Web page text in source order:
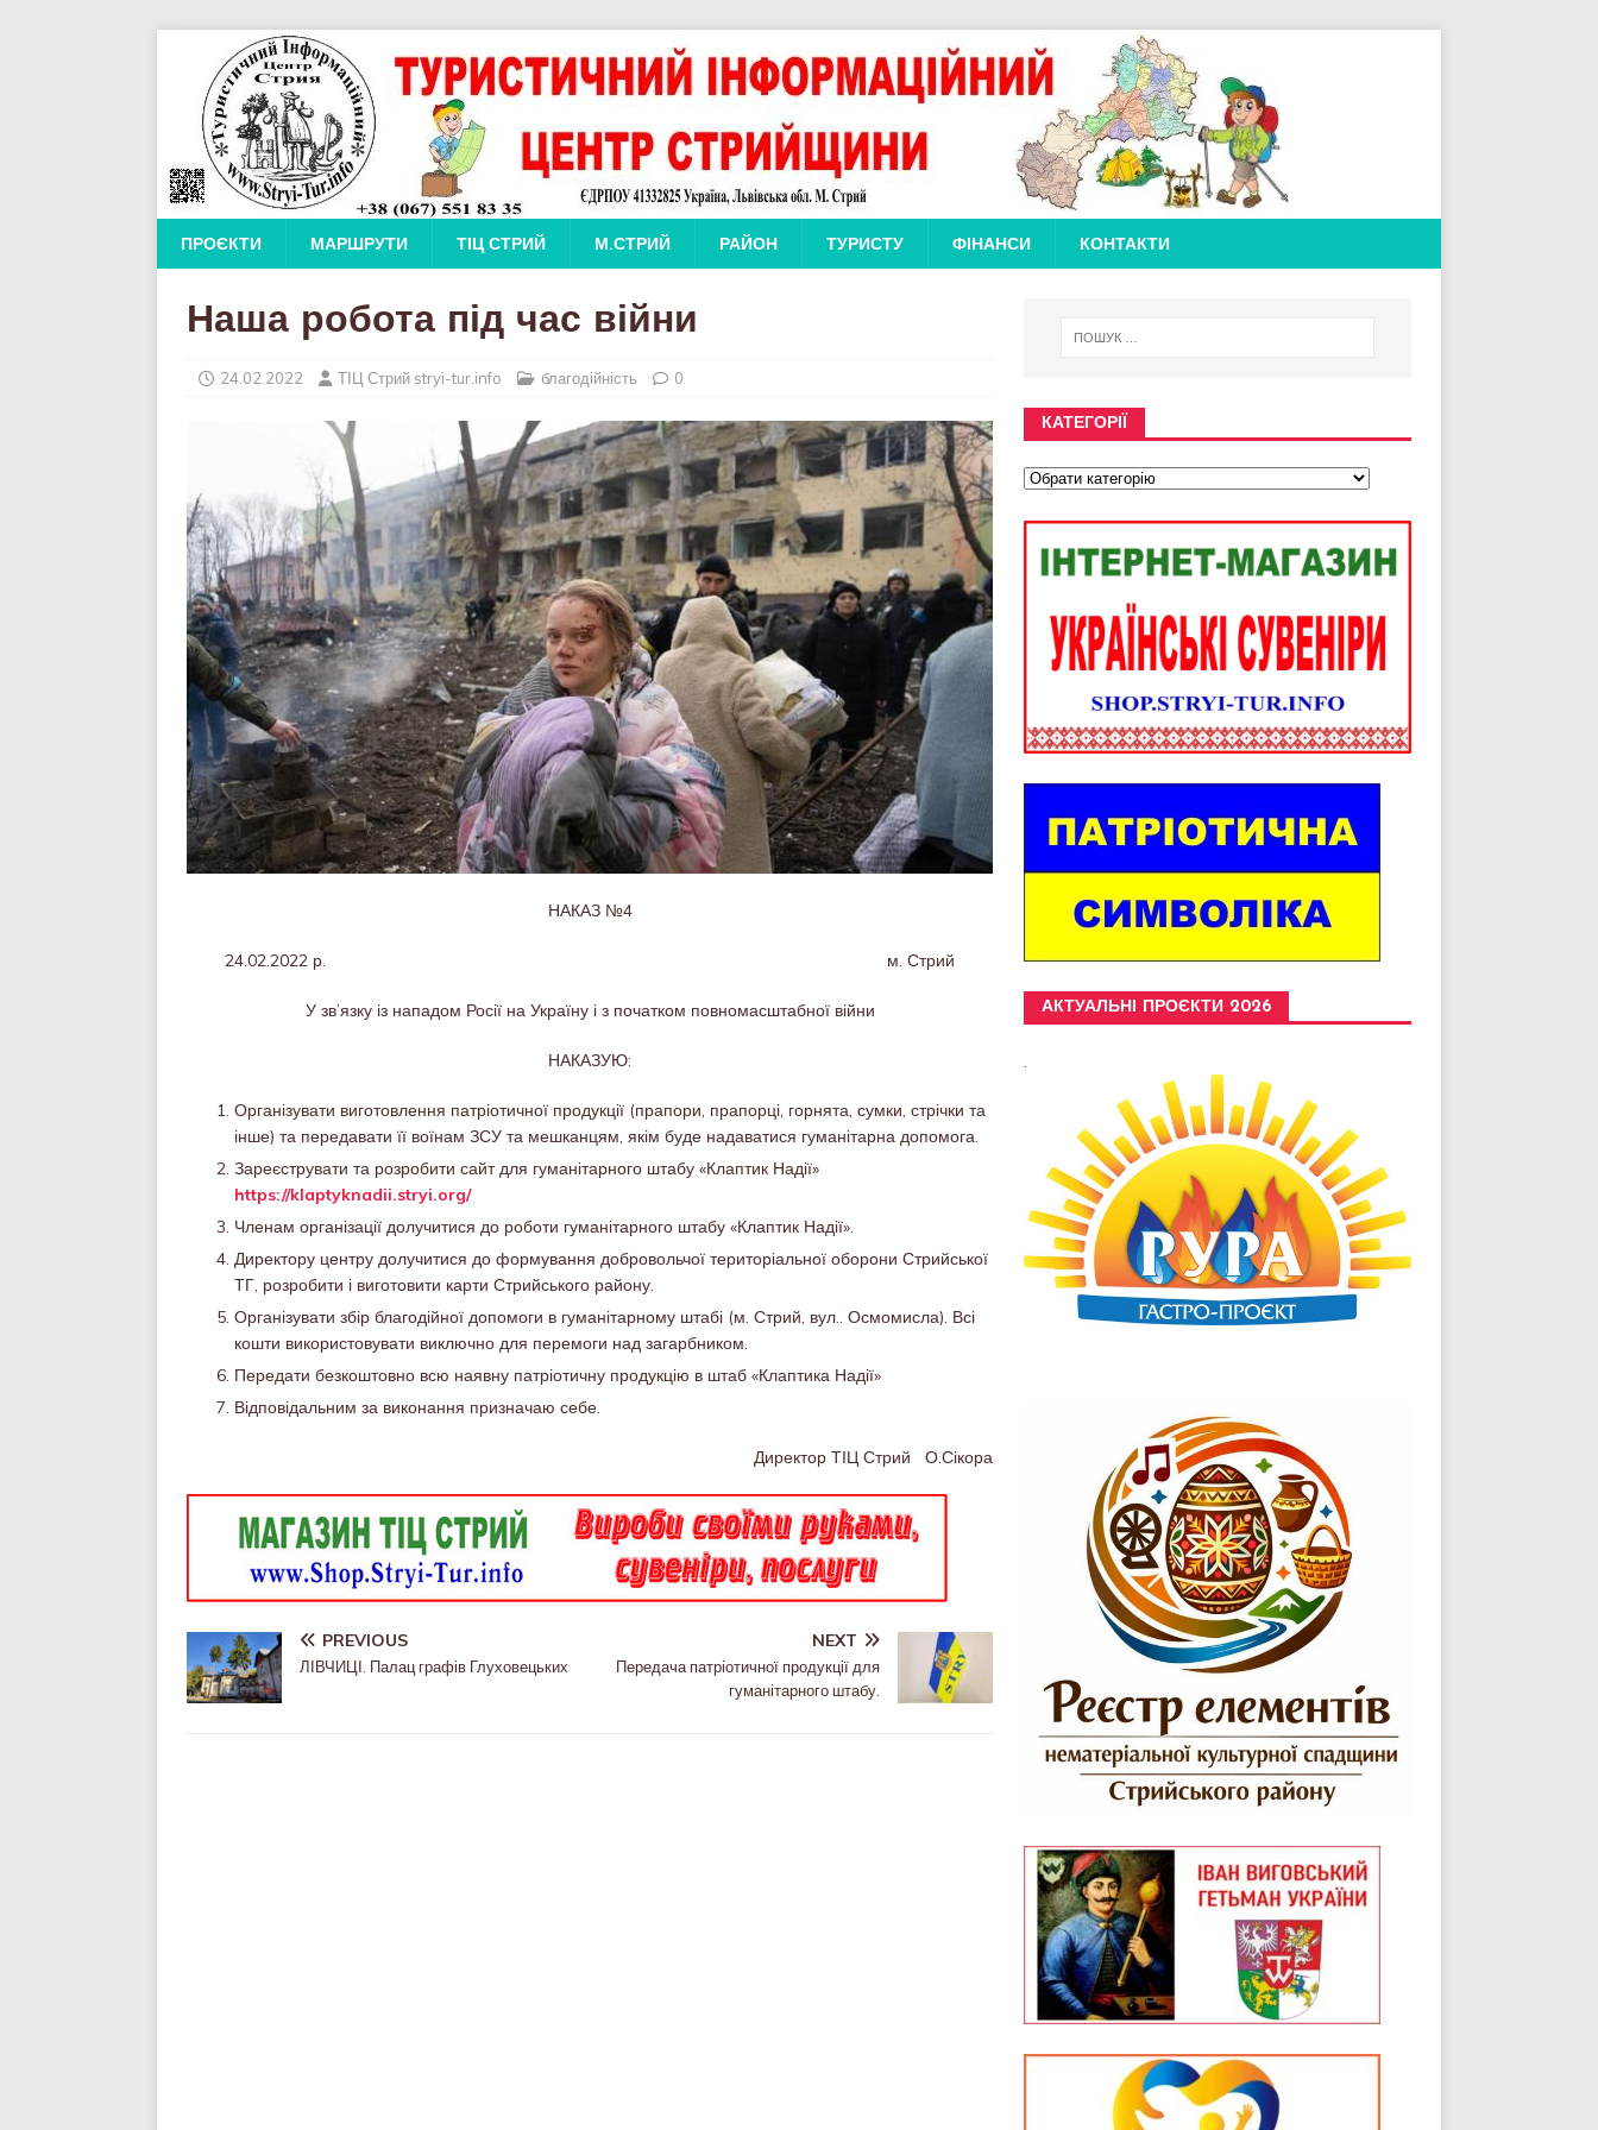
ПРОЄКТИ МАРШРУТИ ТІЦ СТРИЙ М.СТРИЙ РАЙОН ТУРИСТУ ФІНАНСИ КОНТАКТИ
Наша робота під час війни
24.02.2022 ТІЦ Стрий stryi-tur.info благодійність 0
НАКАЗ №4
24.02.2022 р. м. Стрий
У зв’язку із нападом Росії на Україну і з початком повномасштабної війни
НАКАЗУЮ:
Організувати виготовлення патріотичної продукції (прапори, прапорці, горнята, сумки, стрічки та
інше) та передавати її воїнам ЗСУ та мешканцям, якім буде надаватися гуманітарна допомога.
Зареєструвати та розробити сайт для гуманітарного штабу «Клаптик Надії»
https://klaptyknadii.stryi.org/
Членам організації долучитися до роботи гуманітарного штабу «Клаптик Надії».
Директору центру долучитися до формування добровольчої територіальної оборони Стрийської
ТГ, розробити і виготовити карти Стрийського району.
Організувати збір благодійної допомоги в гуманітарному штабі (м. Стрий, вул.. Осмомисла). Всі
кошти використовувати виключно для перемоги над загарбником.
Передати безкоштовно всю наявну патріотичну продукцію в штаб «Клаптика Надії»
Відповідальним за виконання призначаю себе.
Директор ТІЦ Стрий О.Сікора
PREVIOUS
ЛІВЧИЦІ. Палац графів Глуховецьких
NEXT
Передача патріотичної продукції для
гуманітарного штабу.
КАТЕГОРІЇ
АКТУАЛЬНІ ПРОЄКТИ 2026
.